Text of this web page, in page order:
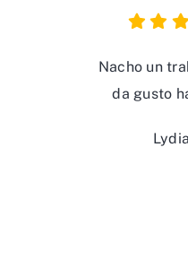
Nacho un
da gusto